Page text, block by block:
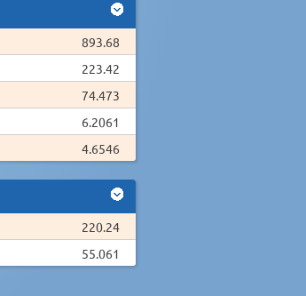
893.68
223.42
74.473
6.2061
4.6546
220.24
55.061